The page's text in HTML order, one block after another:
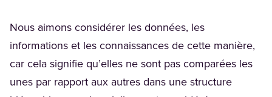
Nous aimons considérer les données, les
informations et les connaissances de cette manière,
car cela signifie qu’elles ne sont pas comparées les
unes par rapport aux autres dans une structure